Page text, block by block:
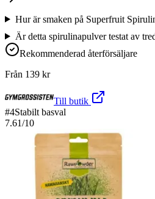
Hur är smaken på Superfruit
Är detta spirulinapulver testat av
Rekommenderad återförsäljare
Från 139 kr
Till butik
#4Stabilt basval
7.61/10